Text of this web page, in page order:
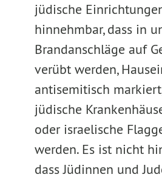
jüdische
hinnehmbar, dass in
Brandanschläge auf
verübt werden,
antisemitisch
jüdische
oder israelische
werden. Es ist nicht
dass Jüdinnen und